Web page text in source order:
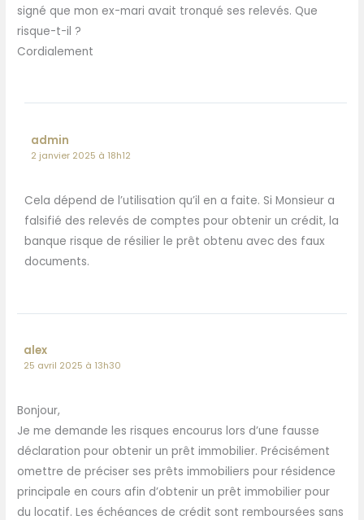
signé que mon ex-mari avait tronqué ses relevés. Que
risque-t-il ?
Cordialement
admin
2 janvier 2025 à 18h12
Cela dépend de l’utilisation qu’il en a faite. Si Monsieur a
falsifié des relevés de comptes pour obtenir un crédit, la
banque risque de résilier le prêt obtenu avec des faux
documents.
alex
25 avril 2025 à 13h30
Bonjour,
Je me demande les risques encourus lors d’une fausse
déclaration pour obtenir un prêt immobilier. Précisément
omettre de préciser ses prêts immobiliers pour résidence
principale en cours afin d’obtenir un prêt immobilier pour
du locatif. Les échéances de crédit sont remboursées sans